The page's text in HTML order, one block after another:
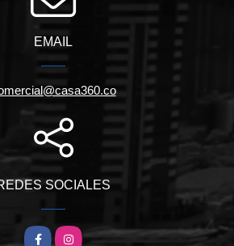
EMAIL
SOCIALES
FacebookInstagram